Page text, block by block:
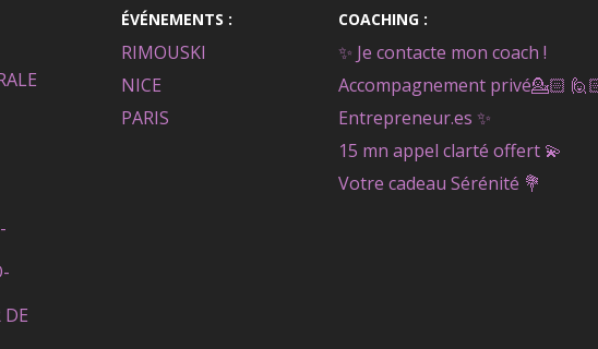
DE
ÉVÉNEMENTS :
RIMOUSKI
NICE
PARIS
COACHING :
✨ Je contacte mon coach !
Accompagnement privé💁🏻
Entrepreneur.es ✨
15 mn appel clarté offert 💫
Votre cadeau Sérénité 💐